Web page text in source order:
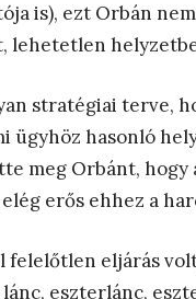
is), ezt Orbán
lehetetlen
stratégiai terve,
ügyhöz hasonló
meg Orbánt,
erős ehhez a
eljárás
lánc, eszterlánc,